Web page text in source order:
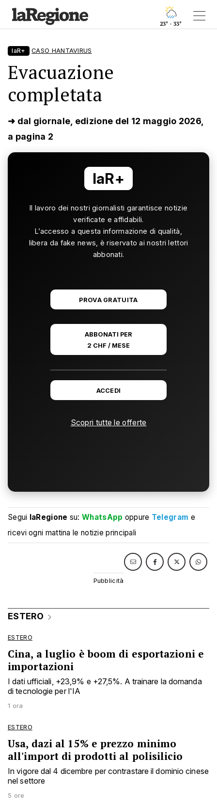
23° - 33°
laR+ CASO HANTAVIRUS
Evacuazione
completata
➜ dal giornale, edizione del 12 maggio 2026,
a pagina 2
laR+
Il lavoro dei nostri giornalisti garantisce notizie
verificate e affidabili.
L’accesso a questa informazione di qualità,
libera da fake news, è riservato ai nostri lettori
abbonati.
PROVA GRATUITA
ABBONATI PER
2 CHF / MESE
ACCEDI
Scopri tutte le offerte
Segui laRegione su:WhatsApp oppure Telegram e
ricevi ogni mattina le notizie principali
ESTERO
ESTERO
Cina, a luglio è boom di esportazioni e
importazioni
I dati ufficiali, +23,9% e +27,5%. A trainare la domanda
di tecnologie per l'IA
1 ora
ESTERO
Usa, dazi al 15% e prezzo minimo
all'import di prodotti al polisilicio
In vigore dal 4 dicembre per contrastare il dominio cinese
nel settore
5 ore